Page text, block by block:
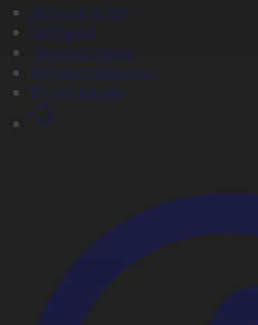
Жаңалықтар
Жобалар
Телехикаялар
Мультсериалдар
Видеоархив